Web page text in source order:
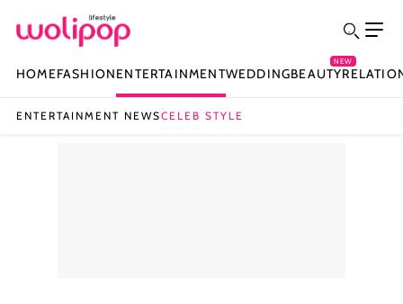
HOMEFASHIONENTERTAINMENTWEDDINGBEAUTY
NEW
ENTERTAINMENT NEWSCELEB STYLE